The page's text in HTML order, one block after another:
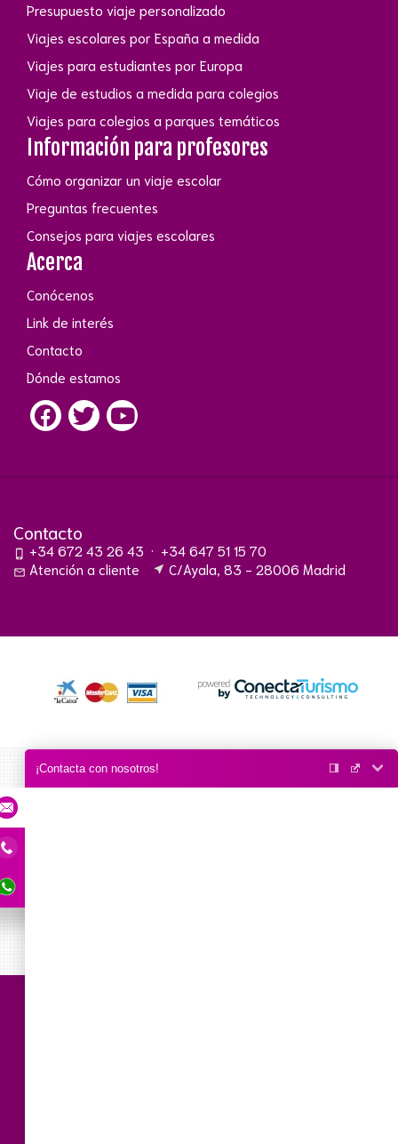
Presupuesto viaje personalizado
Viajes escolares por España a medida
Viajes para estudiantes por Europa
Viaje de estudios a medida para colegios
Viajes para colegios a parques temáticos
Información para profesores
Cómo organizar un viaje escolar
Preguntas frecuentes
Consejos para viajes escolares
Acerca
Conócenos
Link de interés
Contacto
Dónde estamos
Contacto
phone_iphone +34 672 43 26 43 · +34 647 51 15 70
mail_outline Atención a cliente near_me C/Ayala, 83 - 28006 Madrid
¡Contacta con nosotros!